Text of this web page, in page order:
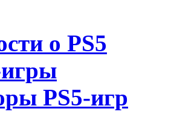
о PS5
PS5-игр